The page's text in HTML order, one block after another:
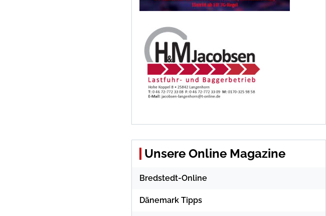
Unsere Online Magazine
Bredstedt-Online
Dänemark Tipps